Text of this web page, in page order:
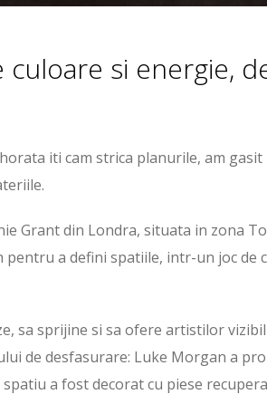
culoare si energie,
iti cam strica planurile, am
Grant din Londra, situata in zona
a defini spatiile, intr-un joc de
sa sprijine si sa ofere artistilor
de desfasurare: Luke Morgan a
a fost decorat cu piese